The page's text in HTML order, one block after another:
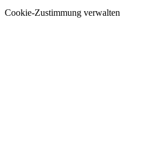
Cookie-Zustimmung verwalten